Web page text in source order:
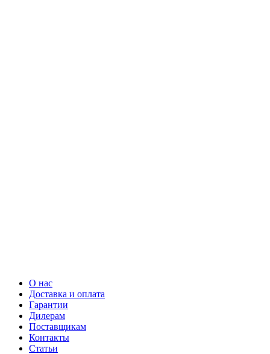
О нас
Доставка и оплата
Гарантии
Дилерам
Поставщикам
Контакты
Статьи